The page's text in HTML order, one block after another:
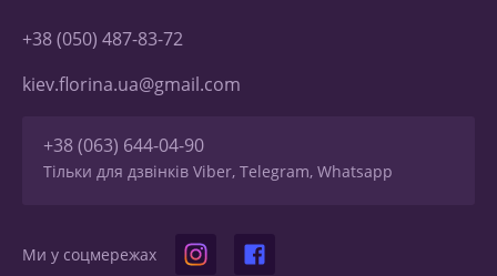
+38 (050) 487-83-72
kiev.florina.ua@gmail.com
+38 (063) 644-04-90
Тільки для дзвінків Viber, Telegram, Whatsapp
Ми у соцмережах